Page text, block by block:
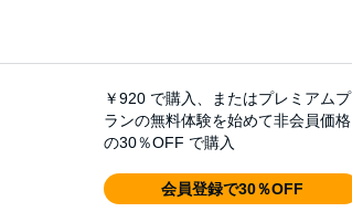
￥920 で購入、またはプレミアムプ
ランの無料体験を始めて非会員価格
の30％OFF で購入
会員登録で30％OFF